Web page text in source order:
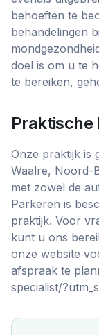
behoeften te
behandelingen
doel is om u te
te bereiken,
Praktische
Onze praktijk is
Waalre, Noord-
met zowel de
Parkeren is
praktijk. Voor
kunt u ons
onze website
afspraak te
specialist/